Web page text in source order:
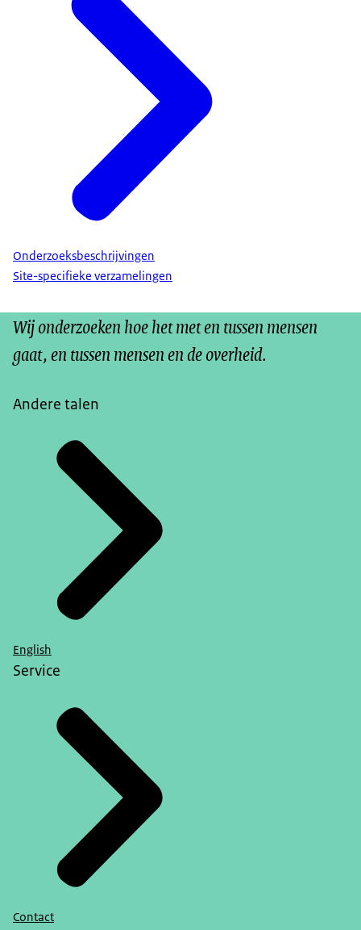
Onderzoeksbeschrijvingen
Site-specifieke verzamelingen
Wij onderzoeken hoe het met en tussen mensen
gaat, en tussen mensen en de overheid.
Andere talen
English
Service
Contact